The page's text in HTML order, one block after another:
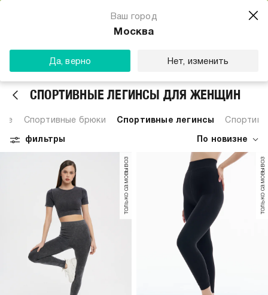
Ваш город
Москва
Да, верно Нет, изменить
СПОРТИВНЫЕ ЛЕГИНСЫ ДЛЯ ЖЕНЩИН
Спортивные брюки Спортивные легинсы
По новизне
фильтры
только самовывоз только самовывоз
Магазин одежды для тебя